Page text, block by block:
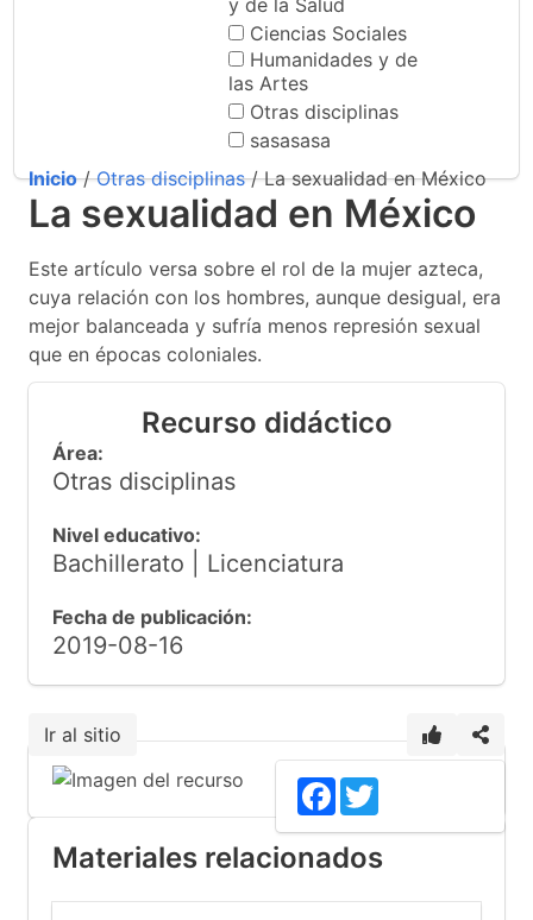
y de la Salud
Ciencias Sociales
Humanidades y de
las Artes
Otras disciplinas
sasasasa
Inicio/Otras disciplinas/ La sexualidad en México
La sexualidad en México
Este artículo versa sobre el rol de la mujer azteca,
cuya relación con los hombres, aunque desigual, era
mejor balanceada y sufría menos represión sexual
que en épocas coloniales.
Recurso didáctico
Área:
Otras disciplinas
Nivel educativo:
Bachillerato | Licenciatura
Fecha de publicación:
2019-08-16
Ir al sitio
Facebook
Materiales relacionados